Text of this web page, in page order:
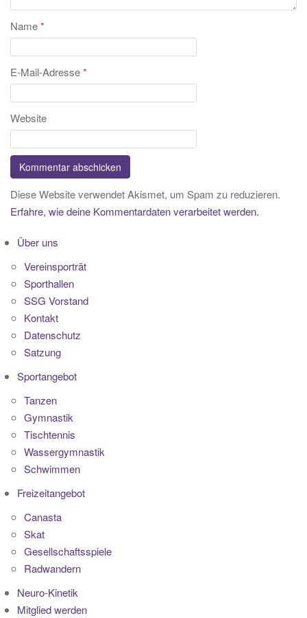
Name*
E-Mail-Adresse*
Website
Diese Website verwendet Akismet, um Spam zu reduzieren.
Erfahre, wie deine Kommentardaten verarbeitet werden.
Über uns
Vereinsporträt
Sporthallen
SSG Vorstand
Kontakt
Datenschutz
Satzung
Sportangebot
Tanzen
Gymnastik
Tischtennis
Wassergymnastik
Schwimmen
Freizeitangebot
Canasta
Skat
Gesellschaftsspiele
Radwandern
Neuro-Kinetik
Mitglied werden